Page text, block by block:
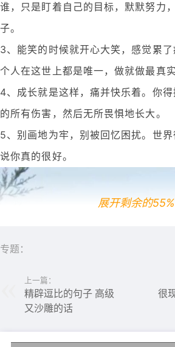
谁，只是盯着自己的目标，默默努力
子。
3、能笑的时候就开心大笑，感觉累
个人在这世上都是唯一，做就做最真实
4、成长就是这样，痛并快乐着。你
的所有伤害，然后无所畏惧地长大。
5、别画地为牢，别被回忆困扰。世
说你真的很好。
展开剩余的55%
专题：
上一篇：
精辟逗比的句子 高级
又沙雕的话
很